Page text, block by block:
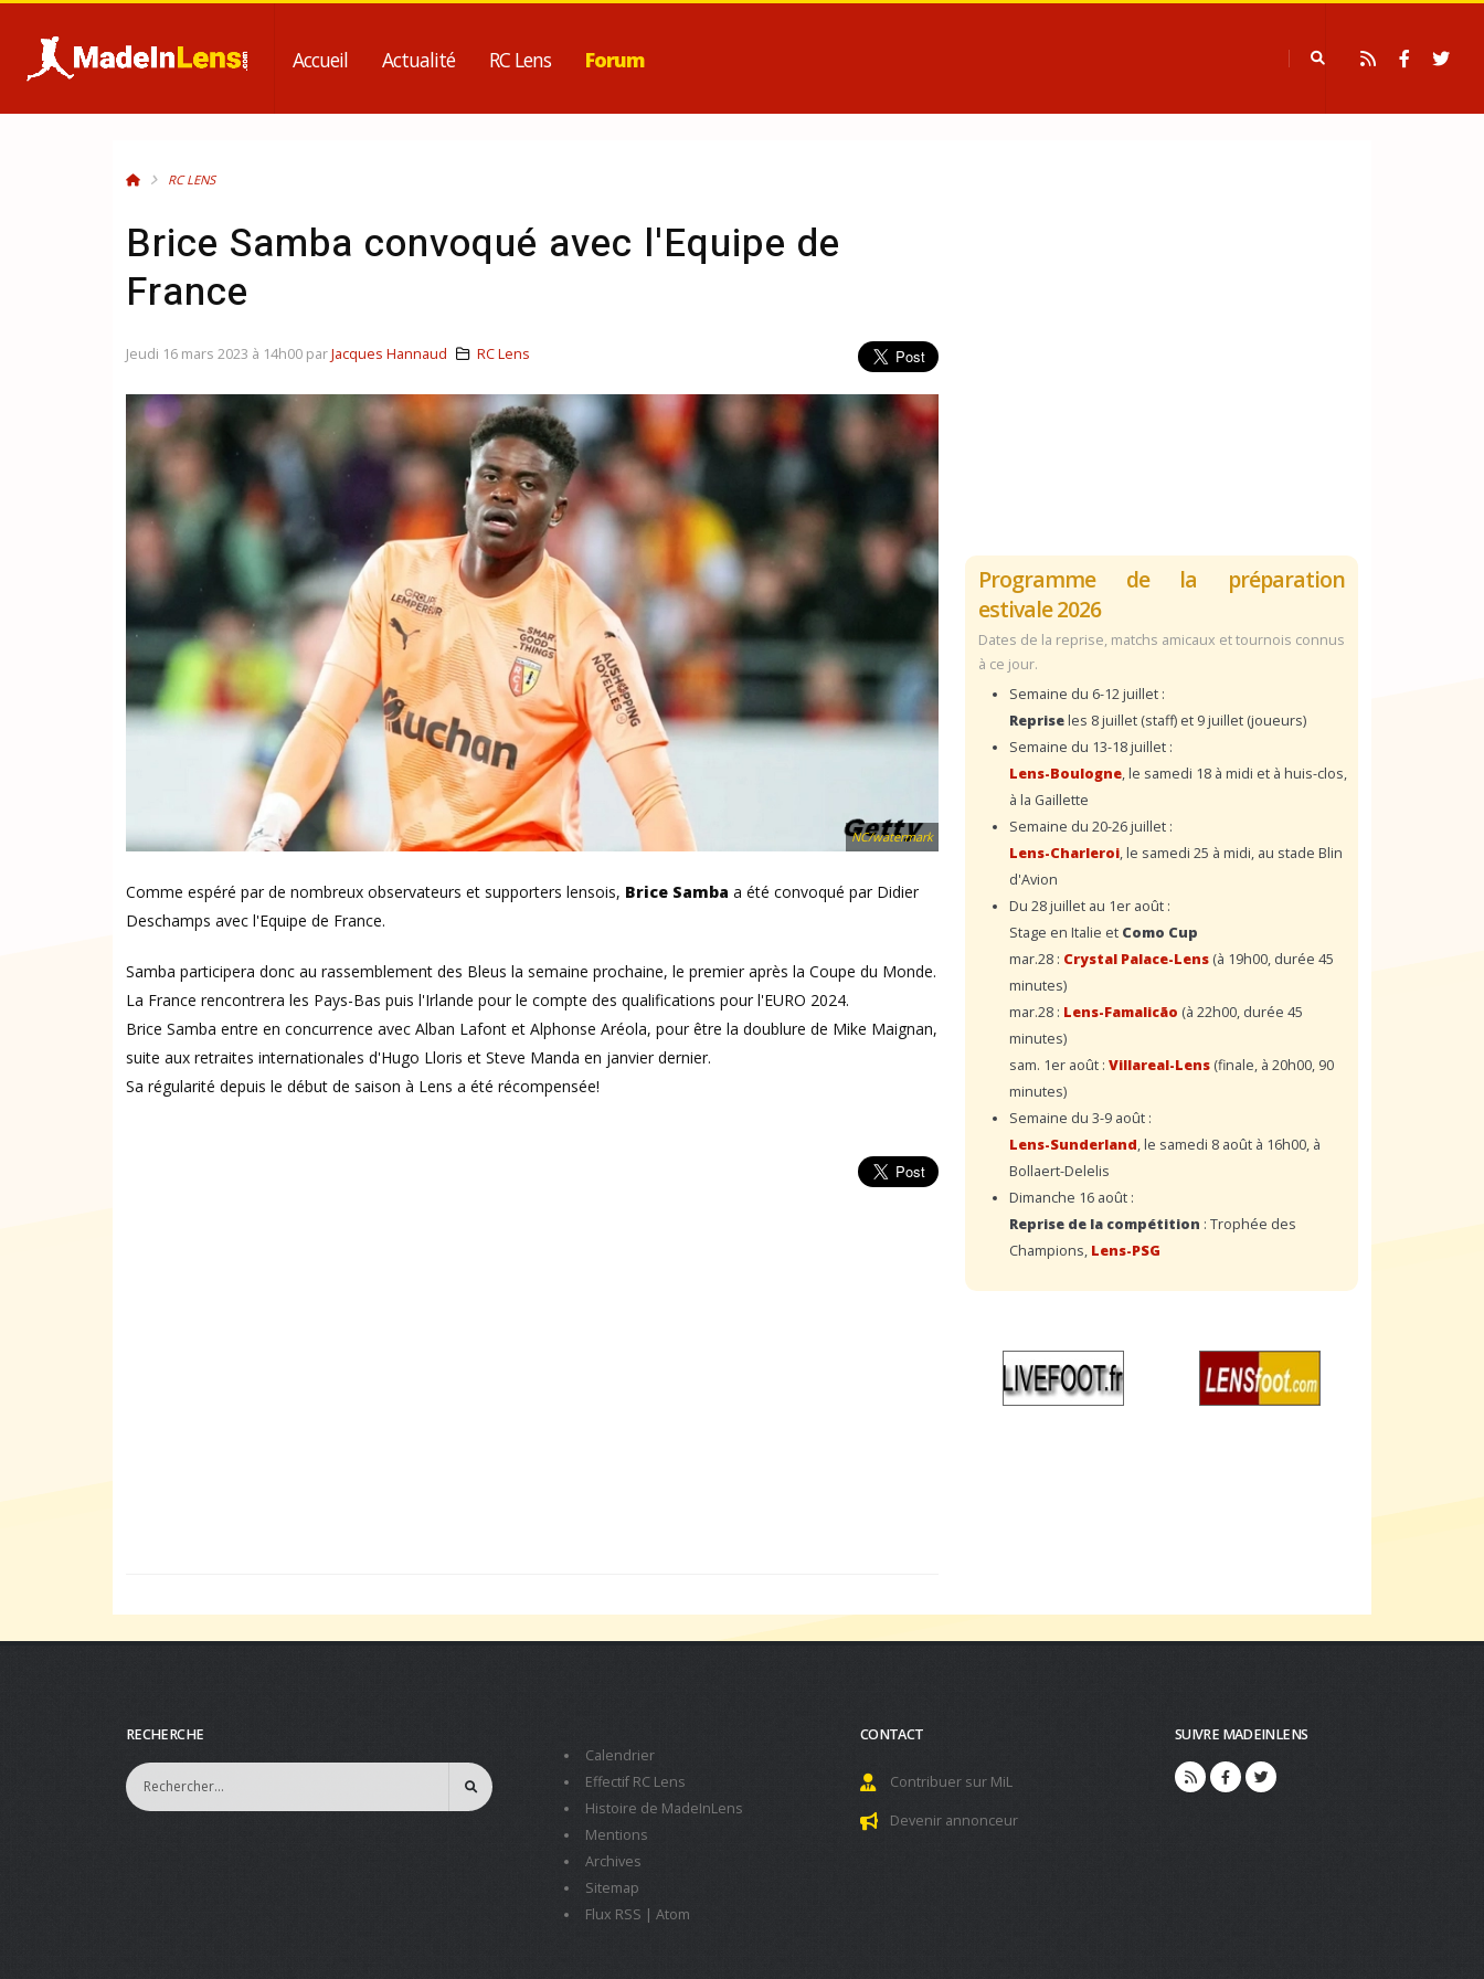
Accueil Actualité RC Lens Forum
RC LENS
Brice Samba convoqué avec l'Equipe de
France
NC/watermark
Comme espéré par de nombreux observateurs et supporters lensois, Brice Samba a été convoqué par Didier
Deschamps avec l'Equipe de France.
Samba participera donc au rassemblement des Bleus la semaine prochaine, le premier après la Coupe du Monde.
La France rencontrera les Pays-Bas puis l'Irlande pour le compte des qualifications pour l'EURO 2024.
Brice Samba entre en concurrence avec Alban Lafont et Alphonse Aréola, pour être la doublure de Mike Maignan,
suite aux retraites internationales d'Hugo Lloris et Steve Manda en janvier dernier.
Sa régularité depuis le début de saison à Lens a été récompensée!
Jeudi 16 mars 2023 à 14h00 parJacques Hannaud RC Lens
Programme de la préparation
estivale 2026
Dates de la reprise, matchs amicaux et tournois connus
à ce jour.
Semaine du 6-12 juillet :
Repriseles 8 juillet (staff) et 9 juillet (joueurs)
Semaine du 13-18 juillet :
Lens-Boulogne, le samedi 18 à midi et à huis-clos,
à la Gaillette
Semaine du 20-26 juillet :
Lens-Charleroi, le samedi 25 à midi, au stade Blin
d'Avion
Du 28 juillet au 1er août :
Stage en Italie et Como Cup
mar.28 : Crystal Palace-Lens (à 19h00, durée 45
minutes)
mar.28 : Lens-Famalicão (à 22h00, durée 45
minutes)
sam. 1er août : Villareal-Lens (finale, à 20h00, 90
minutes)
Semaine du 3-9 août :
Lens-Sunderland, le samedi 8 août à 16h00, à
Bollaert-Delelis
Dimanche 16 août :
Reprise de la compétition : Trophée des
Champions, Lens-PSG
RECHERCHE
Calendrier
Effectif RC Lens
Histoire de MadeInLens
Mentions
Archives
Sitemap
Flux RSS | Atom
CONTACT
Contribuer sur MiL
Devenir annonceur
SUIVRE MADEINLENS